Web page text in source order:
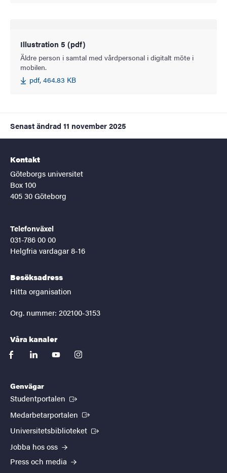
Illustration 5 (pdf)
Äldre person i samtal med vårdpersonal i digitalt möte i
mobilen.
pdf, 464.83 KB
Senast ändrad 11 november 2025
Kontakt
Göteborgs universitet
Box 100
405 30 Göteborg
Telefonväxel
031-786 00 00
Helgfria vardagar 8-16
Besöksadress
Hitta organisation
Org. nummer: 202100-3153
Våra kanaler
facebooklinkedinyoutubeinstagram
Genvägar
Studentportalen (Extern länk)
Medarbetarportalen (Extern länk)
Universitetsbiblioteket (Extern länk)
Jobba hos oss
Press och media